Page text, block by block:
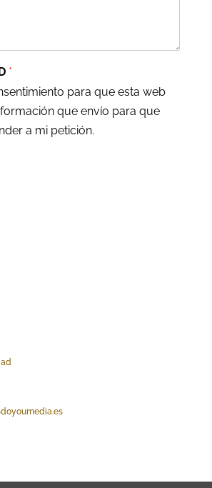
*
para que esta web
que envío para que
a mi petición.